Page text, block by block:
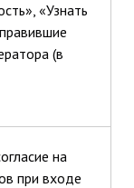
«Узнать
(в
на
при входе